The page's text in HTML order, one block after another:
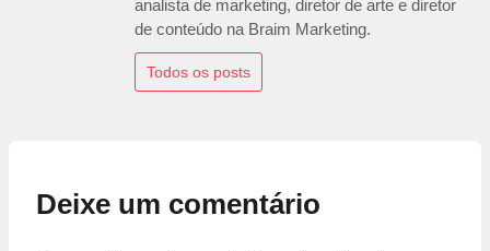
analista de marketing, diretor de arte e diretor
de conteúdo na Braim Marketing.
Todos os posts
Deixe um comentário